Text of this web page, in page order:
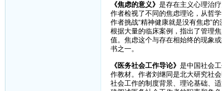
《焦虑的意义》 是存在主义心理治
作者检视了不同的焦虑理论，从哲
作者挑战“精神健康就是没有焦虑”
根据大量的临床案例，指出了管理
值。焦虑这个与存在相始终的现象
书之一。
《医务社会工作导论》 是中国社会
作教材。作者刘继同是北大研究社
社会工作的制度背景、理论基础、